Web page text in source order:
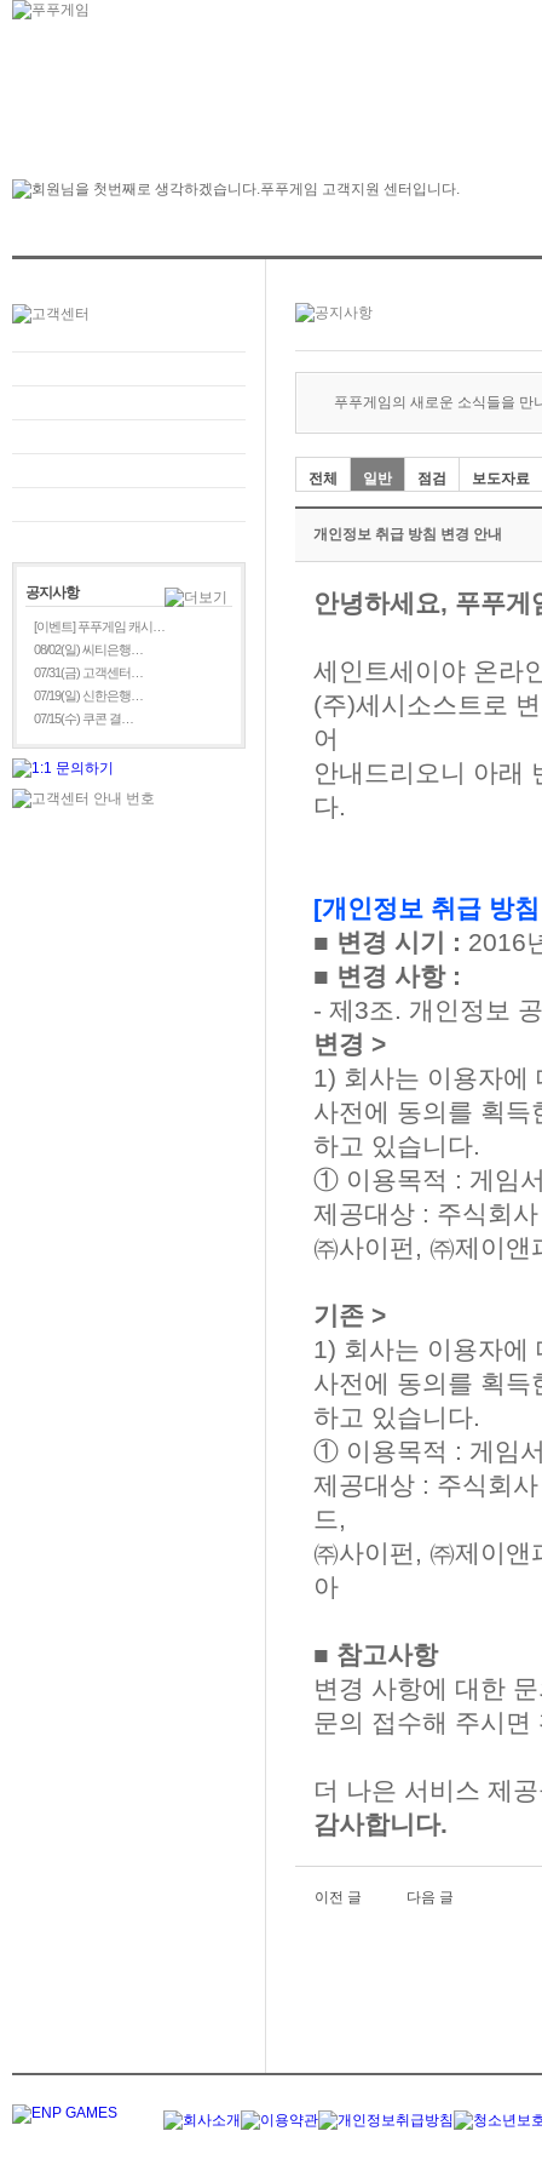
공지사항
[이벤트] 푸푸게임 캐시…
08/02(일) 씨티은행…
07/31(금) 고객센터…
07/19(일) 신한은행…
07/15(수) 쿠콘 결…
푸푸게임의 새로운 소식들을 만
전체 일반 점검 보도자료
개인정보 취급 방침 변경 안내
안녕하세요, 푸푸게
세인트세이야 온라
(주)세시소스트로
어
안내드리오니 아래
다.
[개인정보 취급 방
■ 변경 시기 : 2016
■ 변경 사항 :
- 제3조. 개인정보
변경 >
1) 회사는 이용자에
사전에 동의를 획
하고 있습니다.
① 이용목적 : 게임
제공대상 : 주식회
㈜사이펀, ㈜제이
기존 >
1) 회사는 이용자에
사전에 동의를 획
하고 있습니다.
① 이용목적 : 게임
제공대상 : 주식회
드,
㈜사이펀, ㈜제이
아
■ 참고사항
변경 사항에 대한
문의 접수해 주시
더 나은 서비스 제
감사합니다.
이전 글 다음 글